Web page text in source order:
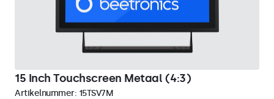
15 Inch Touchscreen Metaal (4:3)
Artikelnummer: 15TSV7M